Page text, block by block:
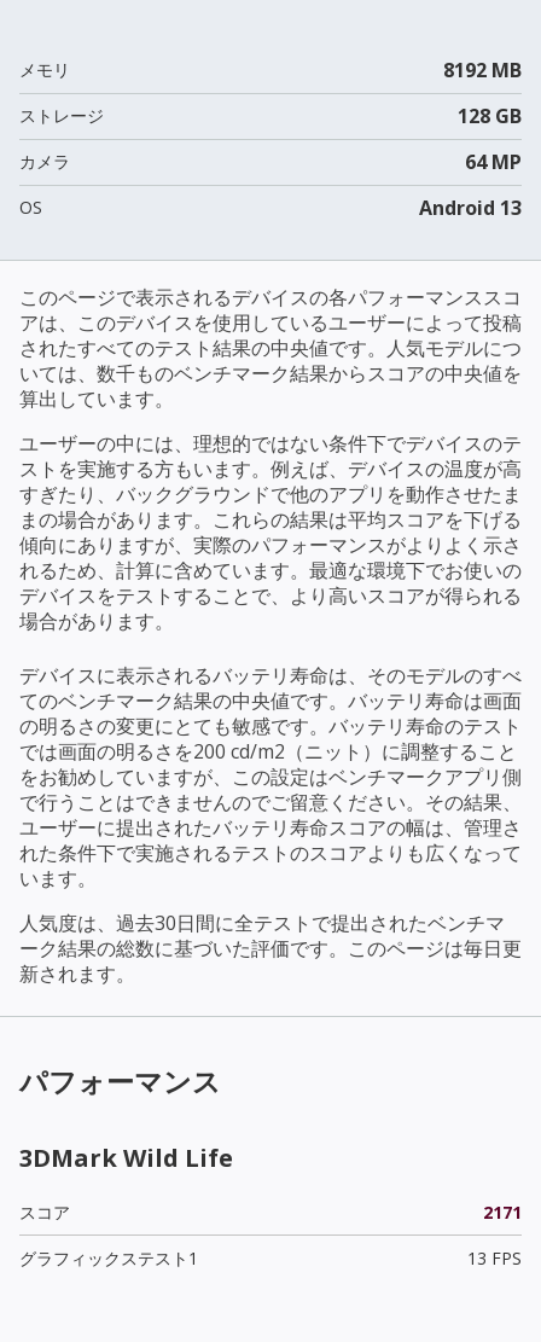
メモリ 8192 MB
ストレージ 128 GB
カメラ 64 MP
OS Android 13
このページで表示されるデバイスの各パフォーマンススコ
アは、このデバイスを使用しているユーザーによって投稿
されたすべてのテスト結果の中央値です。人気モデルにつ
いては、数千ものベンチマーク結果からスコアの中央値を
算出しています。
ユーザーの中には、理想的ではない条件下でデバイスのテ
ストを実施する方もいます。例えば、デバイスの温度が高
すぎたり、バックグラウンドで他のアプリを動作させたま
まの場合があります。これらの結果は平均スコアを下げる
傾向にありますが、実際のパフォーマンスがよりよく示さ
れるため、計算に含めています。最適な環境下でお使いの
デバイスをテストすることで、より高いスコアが得られる
場合があります。
デバイスに表示されるバッテリ寿命は、そのモデルのすべ
てのベンチマーク結果の中央値です。バッテリ寿命は画面
の明るさの変更にとても敏感です。バッテリ寿命のテスト
では画面の明るさを200 cd/m2（ニット）に調整すること
をお勧めしていますが、この設定はベンチマークアプリ側
で行うことはできませんのでご留意ください。その結果、
ユーザーに提出されたバッテリ寿命スコアの幅は、管理さ
れた条件下で実施されるテストのスコアよりも広くなって
います。
人気度は、過去30日間に全テストで提出されたベンチマ
ーク結果の総数に基づいた評価です。このページは毎日更
新されます。
パフォーマンス
3DMark Wild Life
スコア
2171
グラフィックステスト1
13 FPS